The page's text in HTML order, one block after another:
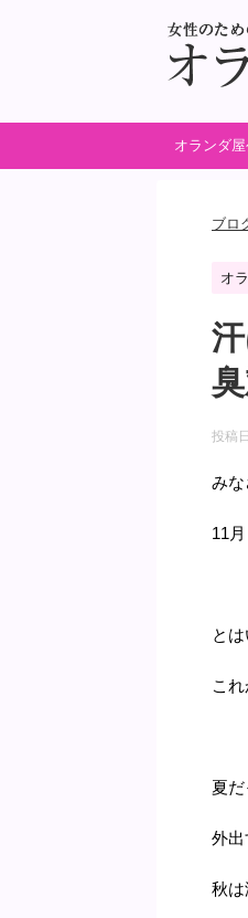
オランダ
ブロ
オ
投稿
みな
11
と
こ
夏
外出
秋は